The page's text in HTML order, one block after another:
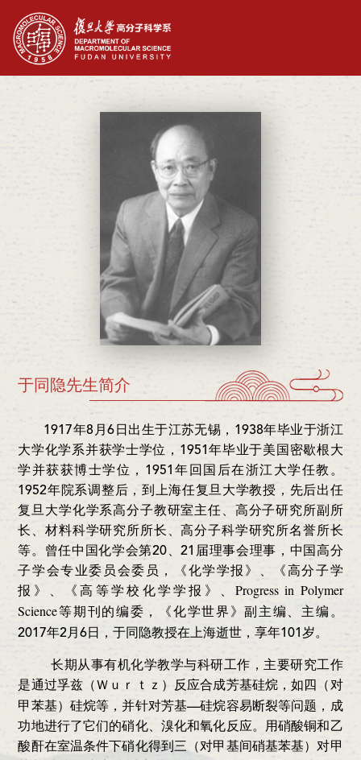
于同隐先生简介
1917年8月6日出生于江苏无锡，1938年毕业于浙江
大学化学系并获学士学位，1951年毕业于美国密歇根大
学并获获博士学位，1951年回国后在浙江大学任教。
1952年院系调整后，到上海任复旦大学教授，先后出任
复旦大学化学系高分子教研室主任、高分子研究所副所
长、材料科学研究所所长、高分子科学研究所名誉所长
等。曾任中国化学会第20、21届理事会理事，中国高分
子学会专业委员会委员，《化学学报》、《高分子学
报》、《高等学校化学学报》、Progress in Polymer
Science等期刊的编委，《化学世界》副主编、主编。
2017年2月6日，于同隐教授在上海逝世，享年101岁。
长期从事有机化学教学与科研工作，主要研究工作
是通过孚兹 （Ｗｕｒｔｚ）反应合成芳基硅烷，如四（对
甲苯基）硅烷等，并针对芳基—硅烷容易断裂等问题，成
功地进行了它们的硝化、溴化和氧化反应。用硝酸铜和乙
酸酐在室温条件下硝化得到三（对甲基间硝基苯基）对甲